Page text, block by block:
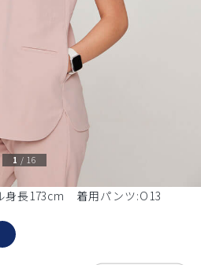
長173cm 着用パンツ:O13
1 / 16